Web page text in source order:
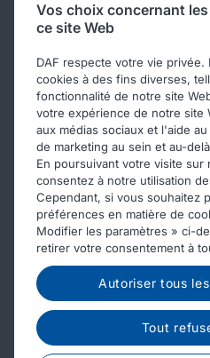
A
Code
Vos choix concernant
ce site Web
DAF respecte votre vie privée.
cookies à des fins diverses,
fonctionnalité de notre site
votre expérience de notre site
aux médias sociaux et l'aide
de marketing au sein et au-
En poursuivant votre visite sur
consentez à notre utilisation
Cependant, si vous souhaitez
préférences en matière de
Modifier les paramètres » ci-
retirer votre consentement à
Autoriser tous
Tout